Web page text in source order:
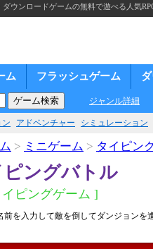
ウンロードゲームの無料で遊べる人気
ム フラッシュゲーム
ジャンル詳細
ン アドベンチャー シミュレーション
> ミニゲーム > タイピン
ングバトル
ピングゲーム ]
前を入力して敵を倒してダンジョンを